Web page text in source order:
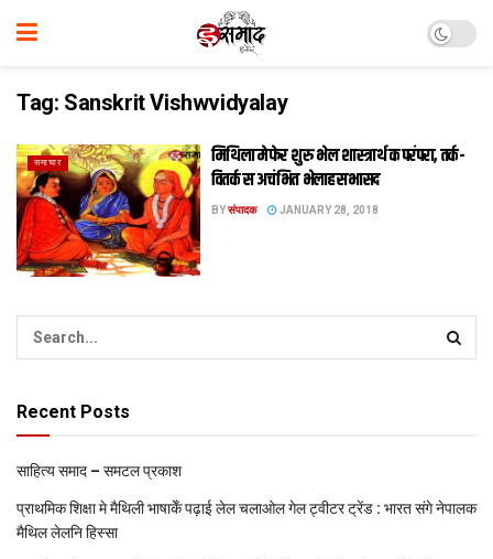
Tag: Sanskrit Vishwvidyalay
समाचार
मिथिला मे फेर शुरु भेल शास्त्रार्थ क परंपरा, तर्क-
वितर्क स अचंभित भेलाह सभासद
BYसंपादक JANUARY 28, 2018
Recent Posts
साहित्य समाद – समटल प्रकाश
प्राथमिक शि‍क्षा मे मैथि‍ली भाषाकेँ पढ़ाई लेल चलाओल गेल ट्वीटर ट्रेंड : भारत संगे नेपालक
मैथिल लेलनि हिस्सा